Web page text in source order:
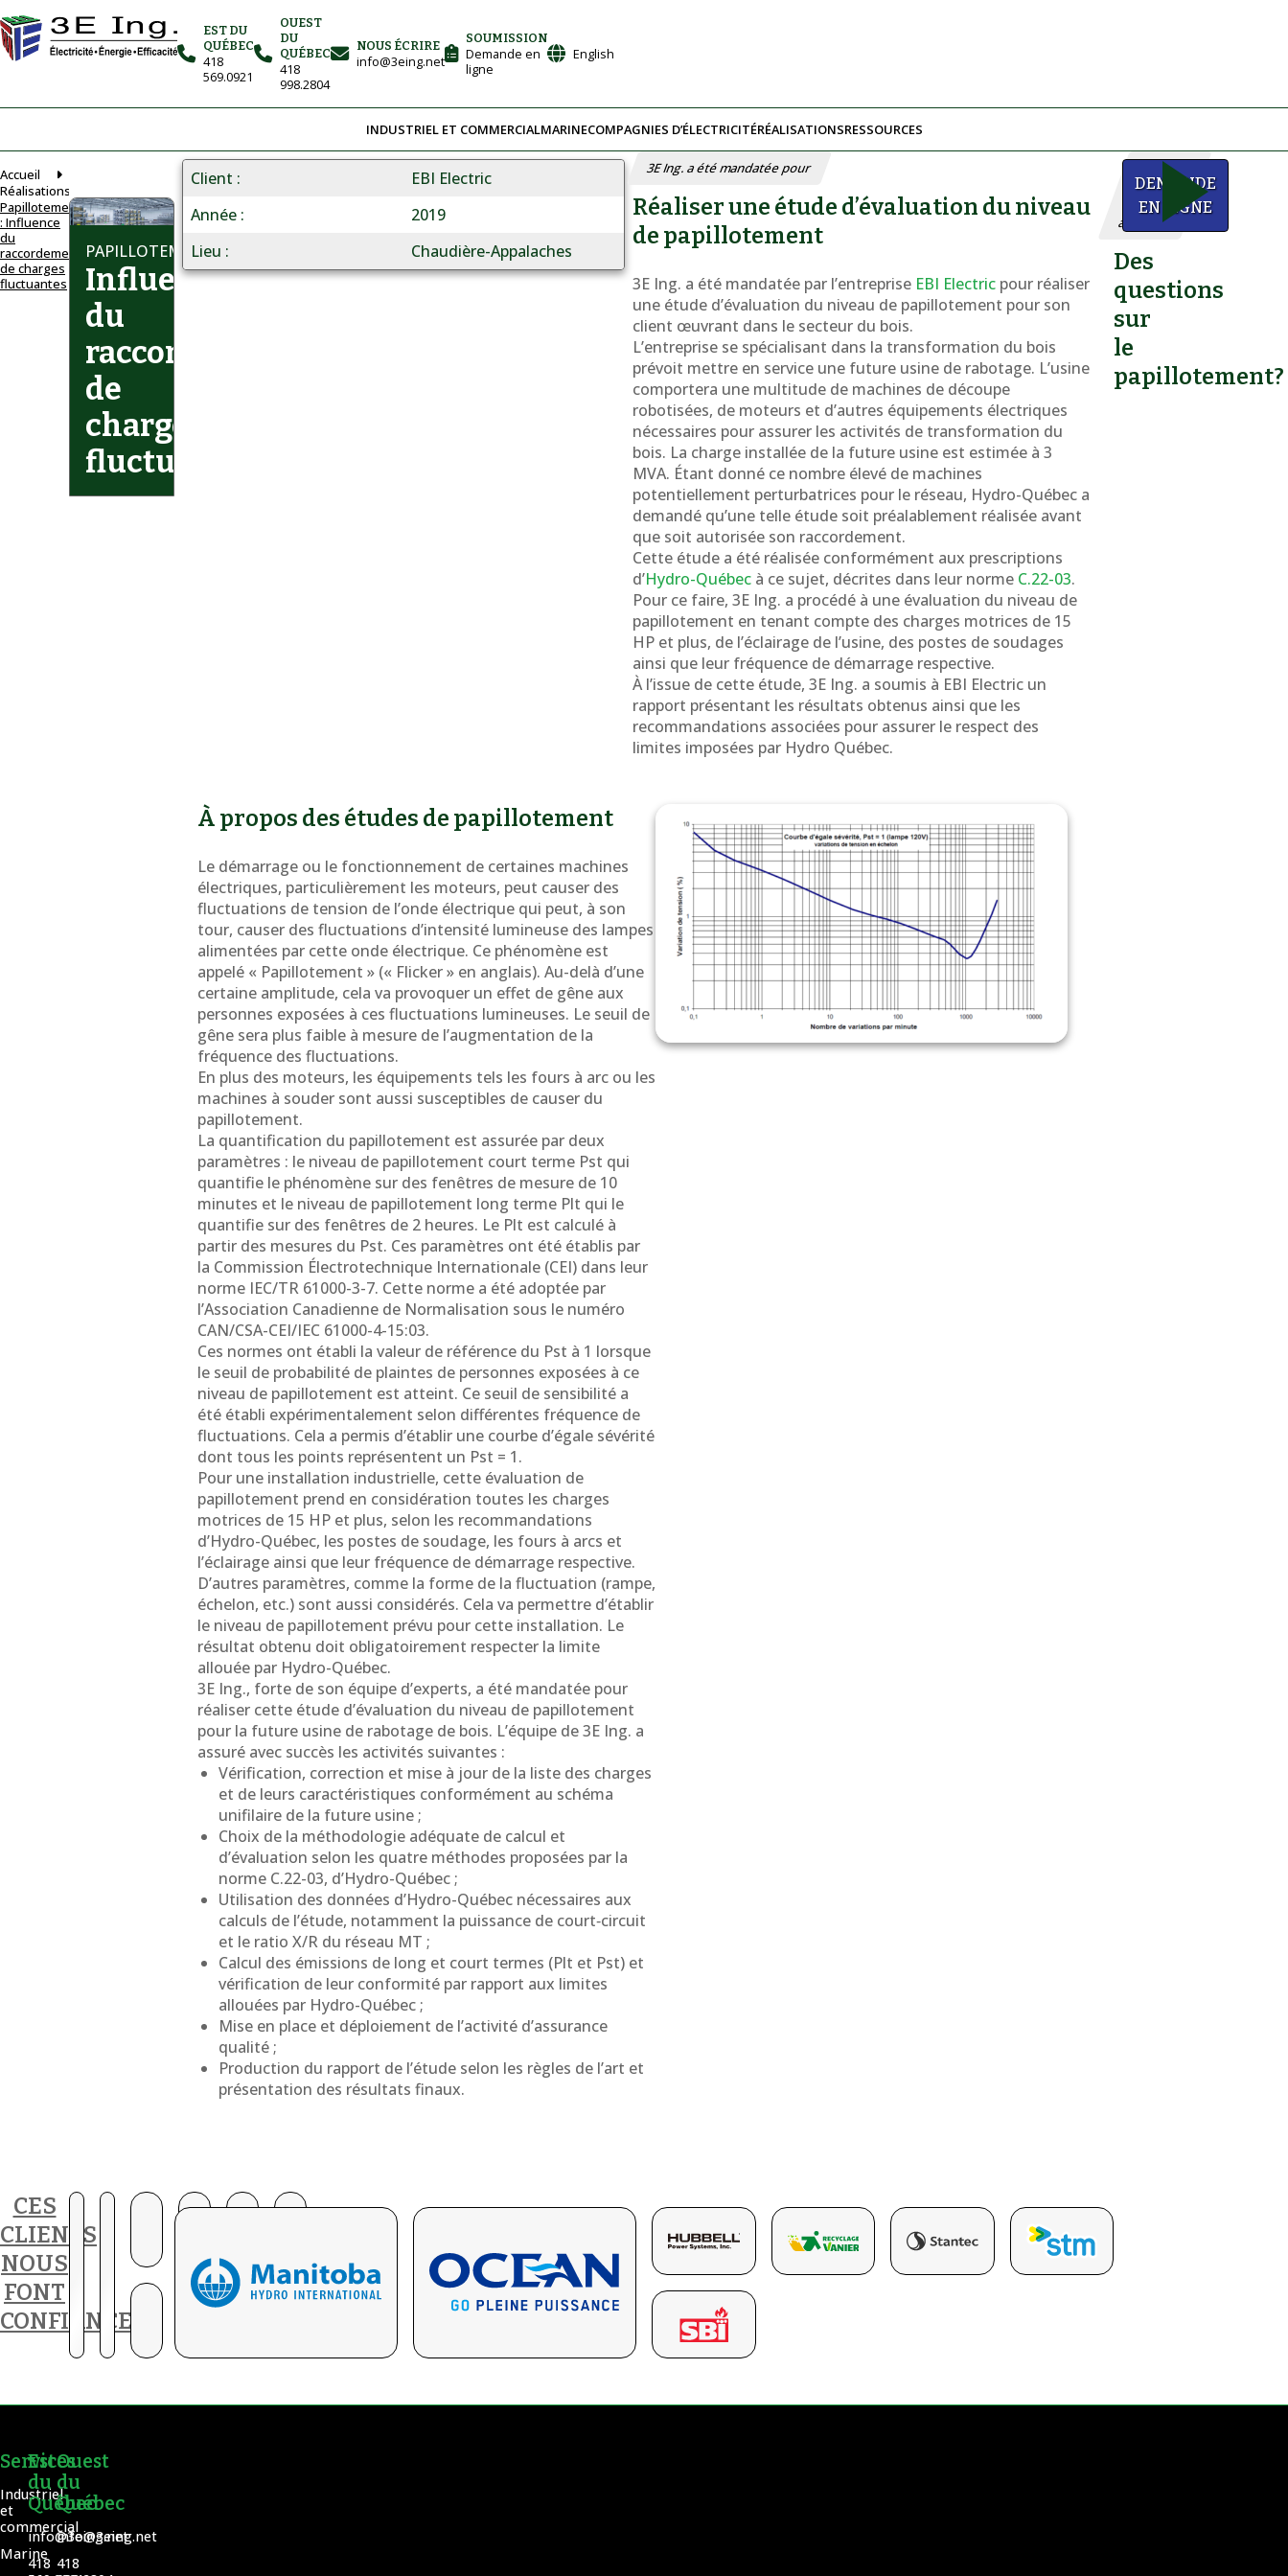
EST DU
QUÉBEC
418
569.0921
OUEST
DU
QUÉBEC
418
998.2804
NOUS ÉCRIRE
info@3eing.net
SOUMISSION
Demande en
ligne
English
INDUSTRIEL ET COMMERCIALMARINECOMPAGNIES D’ÉLECTRICITÉRÉALISATIONSRESSOURCES
Accueil
Réalisations
Papillotement
: Influence
du
raccordement
de charges
fluctuantes
PAPILLOTEMENT
Influence
du
raccordement
de
charges
fluctuantes
Client
EBI Electric
Année
2019
Lieu
Chaudière-Appalaches
3E Ing. a été mandatée pour
Réaliser une étude d’évaluation du niveau
de papillotement
3E Ing. a été mandatée par l’entreprise EBI Electric pour réaliser
une étude d’évaluation du niveau de papillotement pour son
client œuvrant dans le secteur du bois.
L’entreprise se spécialisant dans la transformation du bois
prévoit mettre en service une future usine de rabotage. L’usine
comportera une multitude de machines de découpe
robotisées, de moteurs et d’autres équipements électriques
nécessaires pour assurer les activités de transformation du
bois. La charge installée de la future usine est estimée à 3
MVA. Étant donné ce nombre élevé de machines
potentiellement perturbatrices pour le réseau, Hydro-Québec a
demandé qu’une telle étude soit préalablement réalisée avant
que soit autorisée son raccordement.
Cette étude a été réalisée conformément aux prescriptions
d’Hydro-Québec à ce sujet, décrites dans leur norme C.22-03.
Pour ce faire, 3E Ing. a procédé à une évaluation du niveau de
papillotement en tenant compte des charges motrices de 15
HP et plus, de l’éclairage de l’usine, des postes de soudages
ainsi que leur fréquence de démarrage respective.
À l’issue de cette étude, 3E Ing. a soumis à EBI Electric un
rapport présentant les résultats obtenus ainsi que les
recommandations associées pour assurer le respect des
limites imposées par Hydro Québec.
À propos des études de papillotement
Le démarrage ou le fonctionnement de certaines machines
électriques, particulièrement les moteurs, peut causer des
fluctuations de tension de l’onde électrique qui peut, à son
tour, causer des fluctuations d’intensité lumineuse des lampes
alimentées par cette onde électrique. Ce phénomène est
appelé « Papillotement » (« Flicker » en anglais). Au-delà d’une
certaine amplitude, cela va provoquer un effet de gêne aux
personnes exposées à ces fluctuations lumineuses. Le seuil de
gêne sera plus faible à mesure de l’augmentation de la
fréquence des fluctuations.
En plus des moteurs, les équipements tels les fours à arc ou les
machines à souder sont aussi susceptibles de causer du
papillotement.
La quantification du papillotement est assurée par deux
paramètres : le niveau de papillotement court terme Pst qui
quantifie le phénomène sur des fenêtres de mesure de 10
minutes et le niveau de papillotement long terme Plt qui le
quantifie sur des fenêtres de 2 heures. Le Plt est calculé à
partir des mesures du Pst. Ces paramètres ont été établis par
la Commission Électrotechnique Internationale (CEI) dans leur
norme IEC/TR 61000-3-7. Cette norme a été adoptée par
l’Association Canadienne de Normalisation sous le numéro
CAN/CSA-CEI/IEC 61000-4-15:03.
Ces normes ont établi la valeur de référence du Pst à 1 lorsque
le seuil de probabilité de plaintes de personnes exposées à ce
niveau de papillotement est atteint. Ce seuil de sensibilité a
été établi expérimentalement selon différentes fréquence de
fluctuations. Cela a permis d’établir une courbe d’égale sévérité
dont tous les points représentent un Pst = 1.
Pour une installation industrielle, cette évaluation de
papillotement prend en considération toutes les charges
motrices de 15 HP et plus, selon les recommandations
d’Hydro-Québec, les postes de soudage, les fours à arcs et
l’éclairage ainsi que leur fréquence de démarrage respective.
D’autres paramètres, comme la forme de la fluctuation (rampe,
échelon, etc.) sont aussi considérés. Cela va permettre d’établir
le niveau de papillotement prévu pour cette installation. Le
résultat obtenu doit obligatoirement respecter la limite
allouée par Hydro-Québec.
3E Ing., forte de son équipe d’experts, a été mandatée pour
réaliser cette étude d’évaluation du niveau de papillotement
pour la future usine de rabotage de bois. L’équipe de 3E Ing. a
assuré avec succès les activités suivantes :
Vérification, correction et mise à jour de la liste des charges
et de leurs caractéristiques conformément au schéma
unifilaire de la future usine ;
Choix de la méthodologie adéquate de calcul et
d’évaluation selon les quatre méthodes proposées par la
norme C.22-03, d’Hydro-Québec ;
Utilisation des données d’Hydro-Québec nécessaires aux
calculs de l’étude, notamment la puissance de court‑circuit
et le ratio X/R du réseau MT ;
Calcul des émissions de long et court termes (Plt et Pst) et
vérification de leur conformité par rapport aux limites
allouées par Hydro-Québec ;
Mise en place et déploiement de l’activité d’assurance
qualité ;
Production du rapport de l’étude selon les règles de l’art et
présentation des résultats finaux.
Nous
pouvons
vous
aider!
Des
questions
sur
le
papillotement?
DEMANDE
EN LIGNE
CES
CLIENTS
NOUS
FONT
CONFIANCE
Services
Industriel
et
commercial
Marine
Est
du
Québec
info@3eing.net
418
Ouest
du
Québec
info@3eing.net
418